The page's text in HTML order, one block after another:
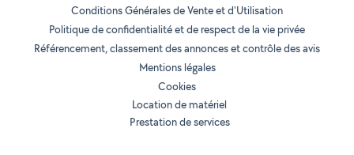
Conditions Générales de Vente et d'Utilisation
Politique de confidentialité et de respect de la vie privée
Référencement, classement des annonces et contrôle des avis
Mentions légales
Cookies
Location de matériel
Prestation de services